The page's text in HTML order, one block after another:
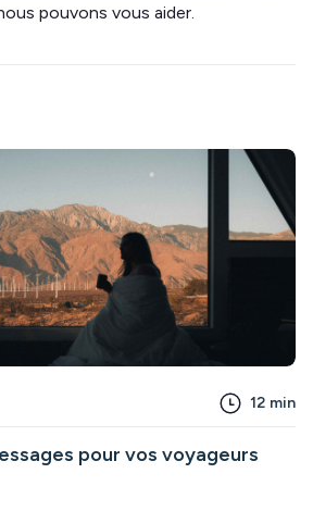
pouvons vous aider.
12 min
pour vos voyageurs